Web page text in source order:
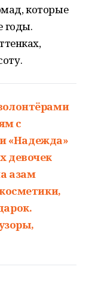
которые
годы.
с
«Надежда»
девочек
азам